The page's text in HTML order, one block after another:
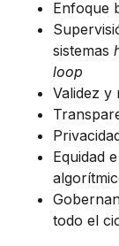
Enfoque
sistemas
loop
Validez y
Equidad
todo el